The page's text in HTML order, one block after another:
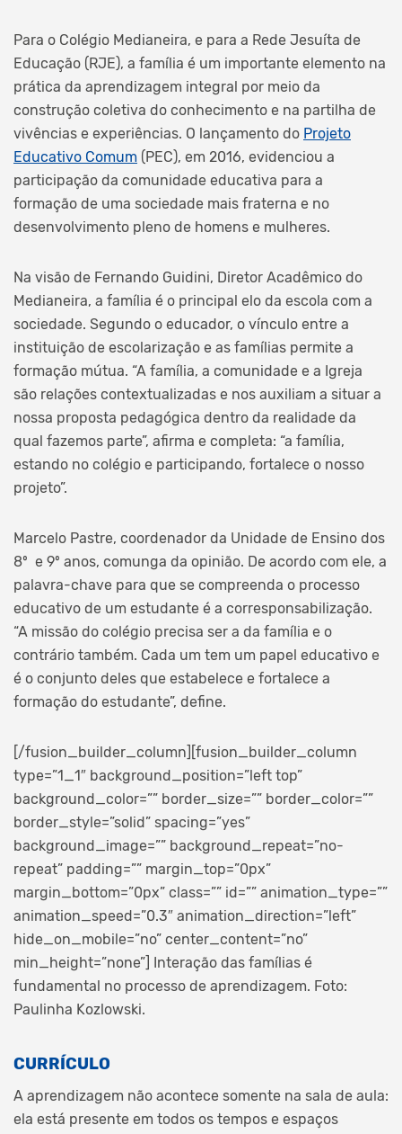
Para o Colégio Medianeira, e para a Rede Jesuíta de
Educação (RJE), a família é um importante elemento na
prática da aprendizagem integral por meio da
construção coletiva do conhecimento e na partilha de
vivências e experiências. O lançamento do Projeto
Educativo Comum (PEC), em 2016, evidenciou a
participação da comunidade educativa para a
formação de uma sociedade mais fraterna e no
desenvolvimento pleno de homens e mulheres.
Na visão de Fernando Guidini, Diretor Acadêmico do
Medianeira, a família é o principal elo da escola com a
sociedade. Segundo o educador, o vínculo entre a
instituição de escolarização e as famílias permite a
formação mútua. “A família, a comunidade e a Igreja
são relações contextualizadas e nos auxiliam a situar a
nossa proposta pedagógica dentro da realidade da
qual fazemos parte”, afirma e completa: “a família,
estando no colégio e participando, fortalece o nosso
projeto”.
Marcelo Pastre, coordenador da Unidade de Ensino dos
8º e 9º anos, comunga da opinião. De acordo com ele, a
palavra-chave para que se compreenda o processo
educativo de um estudante é a corresponsabilização.
“A missão do colégio precisa ser a da família e o
contrário também. Cada um tem um papel educativo e
é o conjunto deles que estabelece e fortalece a
formação do estudante”, define.
[/fusion_builder_column][fusion_builder_column
type=”1_1″ background_position=”left top”
background_color=”” border_size=”” border_color=””
border_style=”solid” spacing=”yes”
background_image=”” background_repeat=”no-
repeat” padding=”” margin_top=”0px”
margin_bottom=”0px” class=”” id=”” animation_type=””
animation_speed=”0.3″ animation_direction=”left”
hide_on_mobile=”no” center_content=”no”
min_height=”none”]
Interação das famílias é
fundamental no processo de aprendizagem. Foto:
Paulinha Kozlowski.
CURRÍCULO
A aprendizagem não acontece somente na sala de aula:
ela está presente em todos os tempos e espaços